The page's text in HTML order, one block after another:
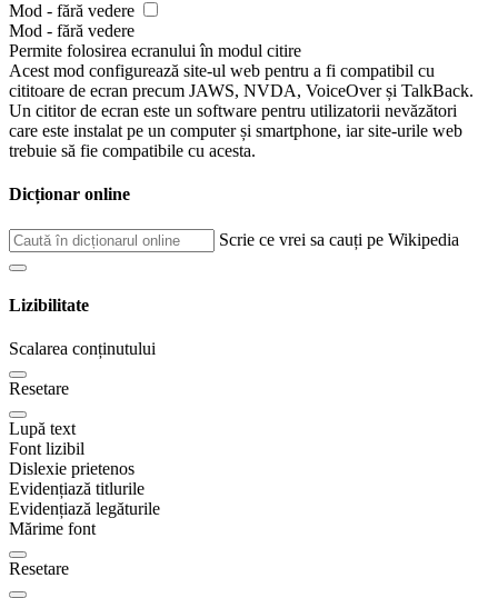
Mod - fără vedere
Mod - fără vedere
Permite folosirea ecranului în modul citire
Acest mod configurează site-ul web pentru a fi compatibil cu
cititoare de ecran precum JAWS, NVDA, VoiceOver și TalkBack.
Un cititor de ecran este un software pentru utilizatorii nevăzători
care este instalat pe un computer și smartphone, iar site-urile web
trebuie să fie compatibile cu acesta.
Dicționar online
Scrie ce vrei sa cauți pe Wikipedia
Lizibilitate
Scalarea conținutului
Resetare
Lupă text
Font lizibil
Dislexie prietenos
Evidențiază titlurile
Evidențiază legăturile
Mărime font
Resetare